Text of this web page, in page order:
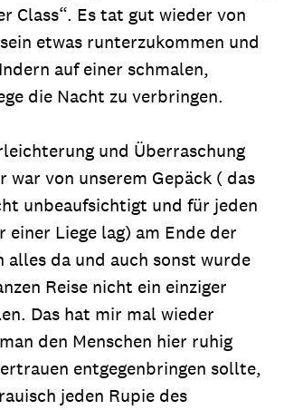
Class“. Es tat gut wieder von
etwas runterzukommen und
auf einer schmalen,
die Nacht zu verbringen.
und Überraschung
war von unserem Gepäck ( das
unbeaufsichtigt und für jeden
Liege lag) am Ende der
alles da und auch sonst wurde
Reise nicht ein einziger
Das hat mir mal wieder
den Menschen hier ruhig
entgegenbringen sollte,
jeden Rupie des